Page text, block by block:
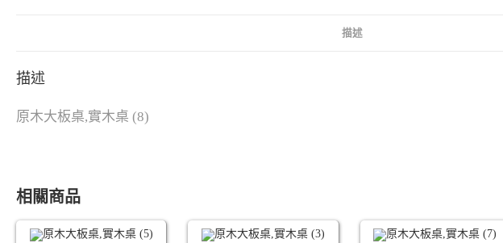
描述
描述
原木大板桌,實木桌 (8)
相關商品